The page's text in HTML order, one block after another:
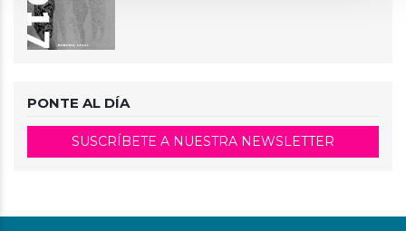
PONTE AL DÍA
SUSCRÍBETE A NUESTRA NEWSLETTER